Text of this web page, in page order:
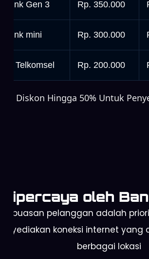
Gen 3 Rp. 350.000
mini Rp. 300.000
Telkomsel Rp. 200.000
Diskon Hingga 50% Untuk
Dipercaya oleh
Kepuasan pelanggan adalah
koneksi internet yang
berbagai lokasi